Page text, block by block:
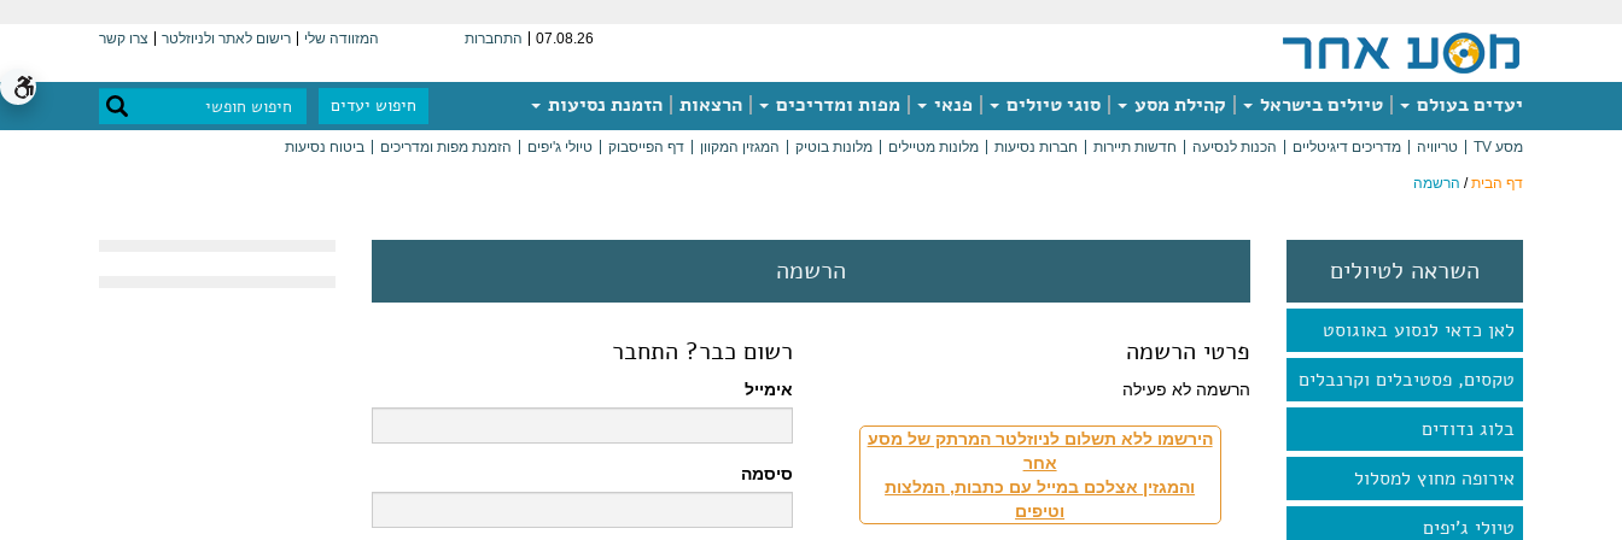
07.08.26 התחברות המזוודה שלי רישום לאתר ולניוזלטר צרו קשר
יעדים בעולם טיולים בישראל קהילת מסע סוגי טיולים פנאי מפות ומדריכים הרצאות הזמנת נסיעות חיפוש יעדים
מסע TV טריוויה מדריכים דיגיטליים הכנות לנסיעה חדשות תיירות חברות נסיעות מלונות מטיילים מלונות בוטיק המגזין המקוון דף הפייסבוק טיולי ג'יפים הזמנת מפות ומדריכים ביטוח נסיעות
דף הבית/ הרשמה
השראה לטיולים
לאן כדאי לנסוע באוגוסט
טקסים, פסטיבלים וקרנבלים
בלוג נדודים
אירופה מחוץ למסלול
טיולי ג'יפים
הרשמה
פרטי הרשמה
הרשמה לא פעילה
הירשמו ללא תשלום לניוזלטר המרתק של מסע
אחר
והמגזין אצלכם במייל עם כתבות, המלצות
וטיפים
רשום כבר? התחבר
אימייל
סיסמה